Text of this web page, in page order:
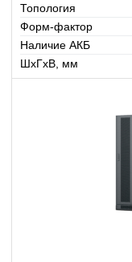
Топология
Форм-фактор
Наличие АКБ
ШхГхВ, мм